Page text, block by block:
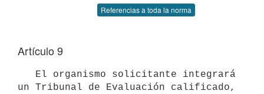
Referencias a toda la norma
Artículo 9
un Tribunal de Evaluación calificado,